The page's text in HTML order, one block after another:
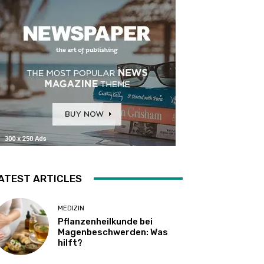
ARTICLES
MEDIZIN
Pflanzenheilkunde bei
Magenbeschwerden: Was
hilft?